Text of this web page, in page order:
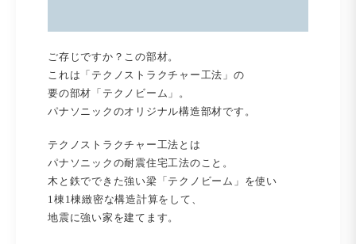
ご存じですか？この部材。
これは「テクノストラクチャー工法」の
要の部材「テクノビーム」。
パナソニックのオリジナル構造部材です。
テクノストラクチャー工法とは
パナソニックの耐震住宅工法のこと。
木と鉄でできた強い梁「テクノビーム」を使い
1棟1棟緻密な構造計算をして、
地震に強い家を建てます。